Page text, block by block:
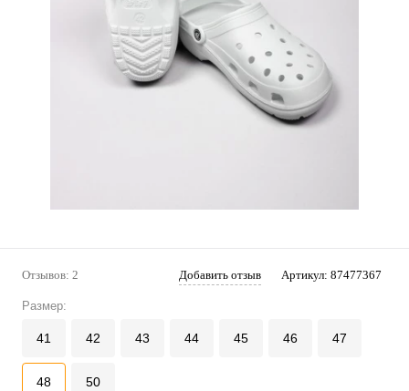
Отзывов: 2 Добавить отзыв Артикул: 87477367
Размер:
41 42 43 44 45 46 47
48 50